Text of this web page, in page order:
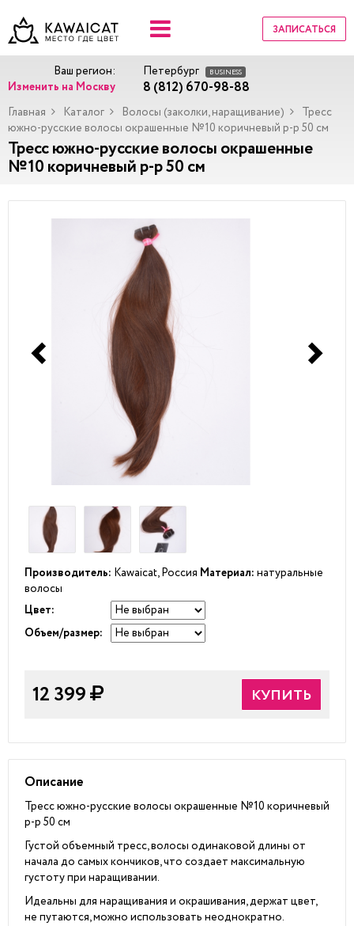
ЗАПИСАТЬСЯ
Ваш регион:
Изменить на Москву
Петербург BUSINESS
8 (812) 670-98-88
Главная Каталог Волосы (заколки, наращивание)
Тресс
южно-русские волосы окрашенные №10 коричневый р-р 50 см
Тресс южно-русские волосы окрашенные
№10 коричневый р-р 50 см
Производитель: Kawaicat, Россия Материал: натуральные
волосы
Цвет:
Объем/размер:
12 399 КУПИТЬ
Описание
Тресс южно-русские волосы окрашенные №10 коричневый
р-р 50 см
Густой объемный тресс, волосы одинаковой длины от
начала до самых кончиков, что создает максимальную
густоту при наращивании.
Идеальны для наращивания и окрашивания, держат цвет,
не путаются, можно использовать неоднократно.